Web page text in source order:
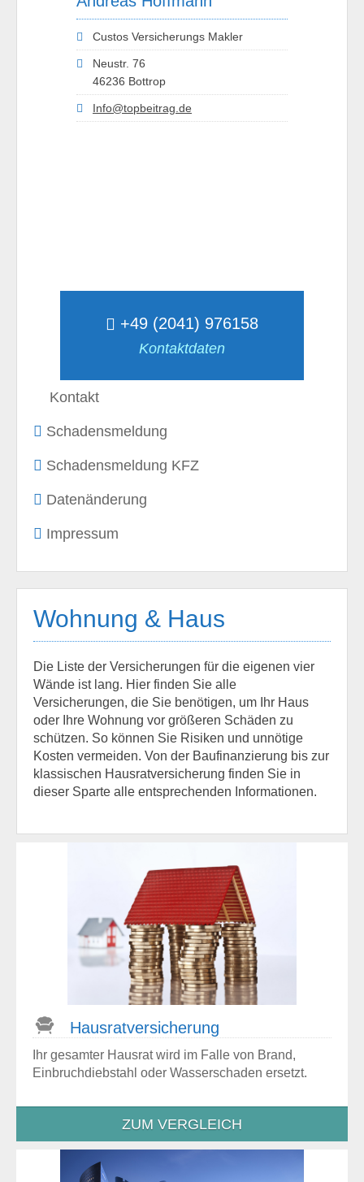
Custos Versicherungs Makler
Neustr. 76
46236 Bottrop
Info@topbeitrag.de
+49 (2041) 976158
Kontaktdaten
Kontakt
Schadensmeldung
Schadensmeldung KFZ
Datenänderung
Impressum
Wohnung & Haus
Die Liste der Versicherungen für die eigenen vier
Wände ist lang. Hier finden Sie alle
Versicherungen, die Sie benötigen, um Ihr Haus
oder Ihre Wohnung vor größeren Schäden zu
schützen. So können Sie Risiken und unnötige
Kosten vermeiden. Von der Baufinanzierung bis zur
klassischen Hausratversicherung finden Sie in
dieser Sparte alle entsprechenden Informationen.
Hausrat­versicherung
Ihr gesamter Hausrat wird im Falle von Brand,
Einbruchdiebstahl oder Wasserschaden ersetzt.
ZUM VERGLEICH